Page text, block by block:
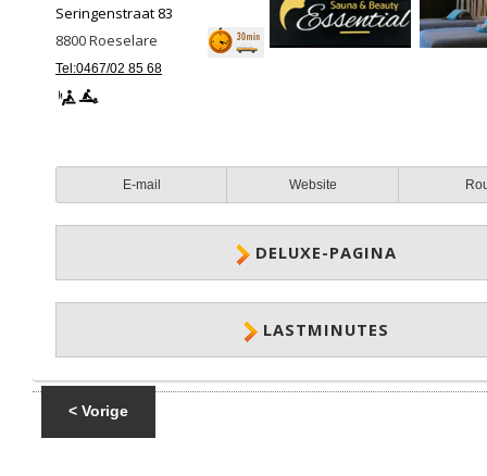
Seringenstraat 83
8800Roeselare
Tel:0467/02 85 68
E-mail Website
DELUXE-PAGINA
LASTMINUTES
< Vorige